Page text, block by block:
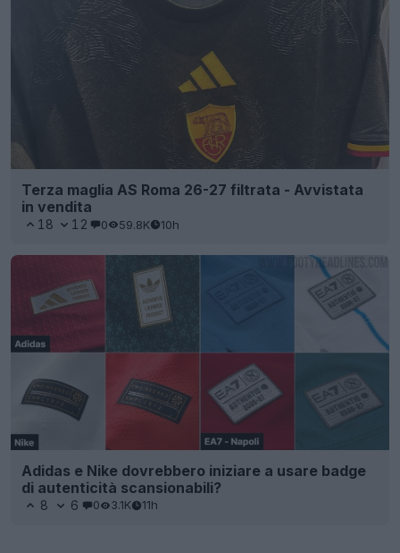
Terza maglia AS Roma 26-27 filtrata - Avvistata
in vendita
18 12 0 59.8K 10h
Adidas e Nike dovrebbero iniziare a usare badge
di autenticità scansionabili?
8 6 0 3.1K 11h